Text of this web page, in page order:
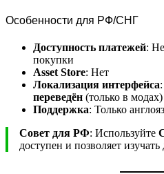
Особенности для РФ/СНГ
Доступность платежей:
покупки
Asset Store: Нет
Локализация интерфейса
переведён (только в модах)
Поддержка: Только
Совет для РФ: Используйте
доступен и позволяет